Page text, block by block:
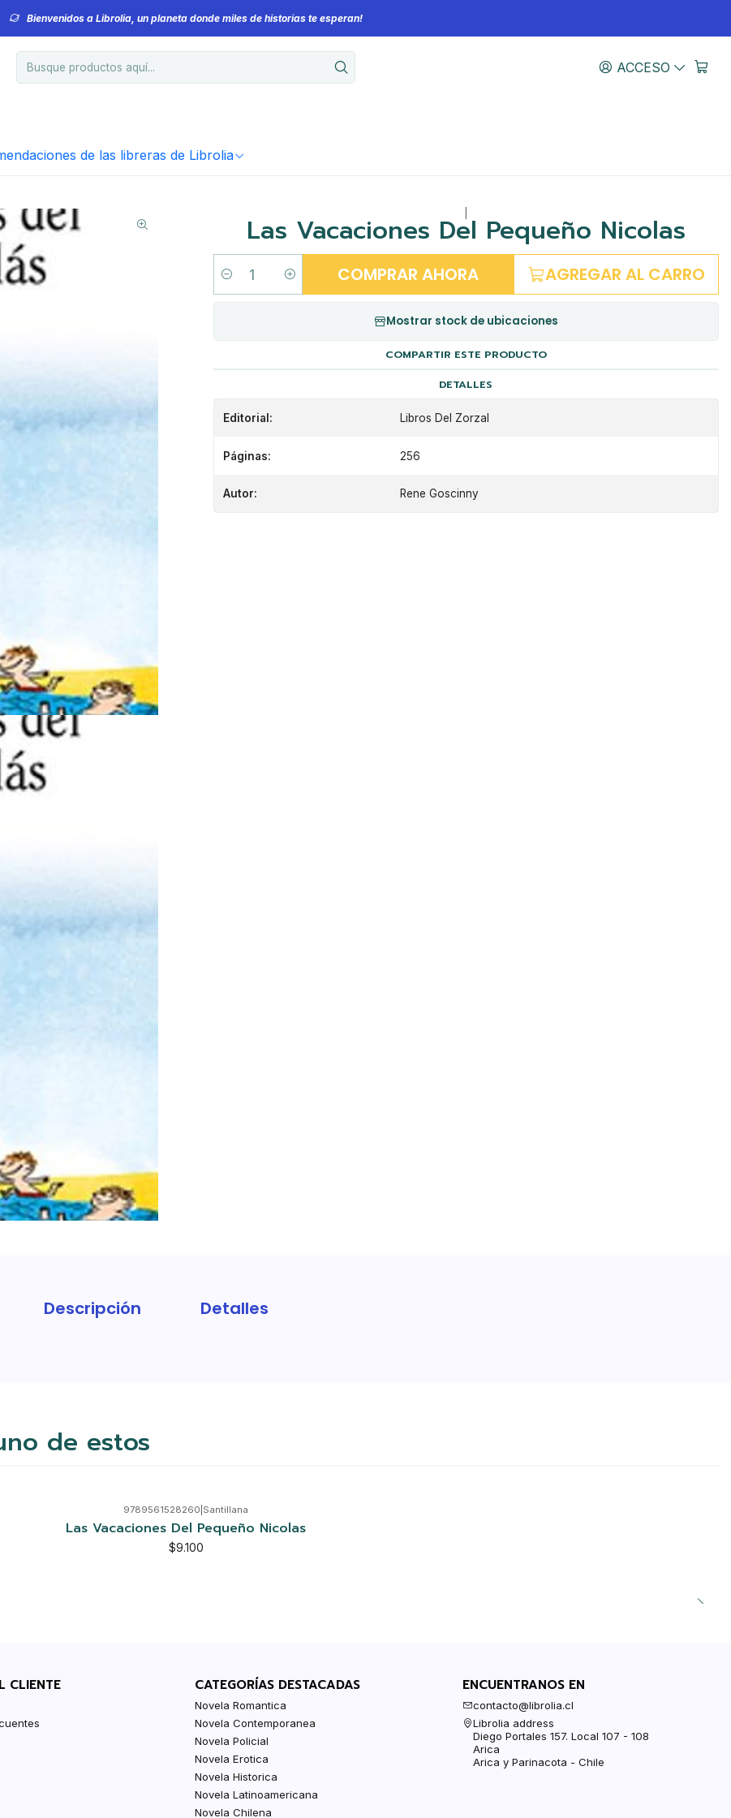
ACCESO
de las libreras de Librolia
Bienvenidos a Librolia, un planeta donde miles de historias te esperan!
Las Vacaciones Del Pequeño Nicolas
Cantidad AGREGAR AL CARRO
COMPRAR AHORA
Mostrar stock de ubicaciones
COMPARTIR ESTE PRODUCTO
DETALLES
Editorial: Libros Del Zorzal
Páginas: 256
Autor: Rene Goscinny
Descripción Detalles
de estos
9789561528260 Santillana
Las Vacaciones Del Pequeño Nicolas
$9.100
CLIENTE CATEGORÍAS DESTACADAS
Novela Romantica
Novela Contemporanea
Novela Policial
Novela Erotica
Novela Historica
Novela Latinoamericana
Novela Chilena
ENCUENTRANOS EN
contacto@librolia.cl
Librolia address
Diego Portales 157. Local 107 - 108
Arica
Arica y Parinacota - Chile